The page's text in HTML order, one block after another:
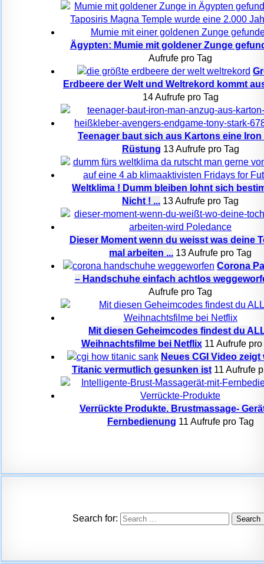
Ägypten: Mumie mit goldener Zunge
Aufrufe pro Tag
Erdbeere der Welt und Weltrekord kommt
14 Aufrufe pro Tag
Teenager baut sich aus Kartons eine Iron
Rüstung 13 Aufrufe pro Tag
Weltklima ! Dumm bleiben lohnt sich
Nicht ! ... 13 Aufrufe pro Tag
Dieser Moment wenn du weisst was deine
mal arbeiten ... 13 Aufrufe pro Tag
Corona
– Handschuhe einfach achtlos
Aufrufe pro Tag
Mit diesen Geheimcodes findest du
Weihnachtsfilme bei Netflix 11 Aufrufe pro
Neues CGI Video zeigt
Titanic vermutlich gesunken ist 11 Aufrufe
Verrückte Produkte. Brustmassage-
Fernbedienung 11 Aufrufe pro Tag
Search for: